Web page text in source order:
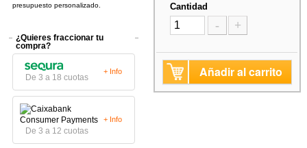
presupuesto personalizado.
¿Quieres fraccionar tu
compra?
De 3 a 18 cuotas
+ Info
De 3 a 12 cuotas
+ Info
Cantidad
- +
Añadir al carrito